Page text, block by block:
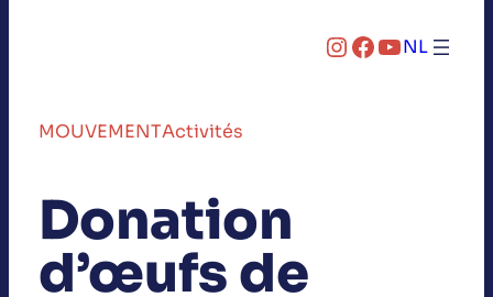
InstagramFacebook YouTube NL
MOUVEMENTActivités
Donation
d’œufs de